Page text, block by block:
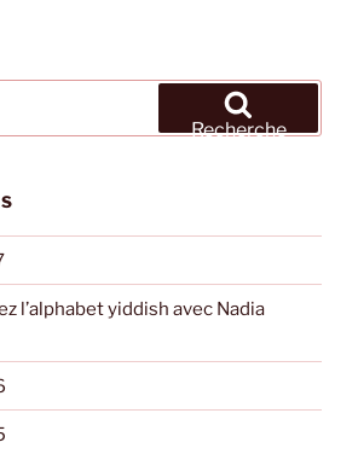
Recherche
l’alphabet yiddish avec Nadia